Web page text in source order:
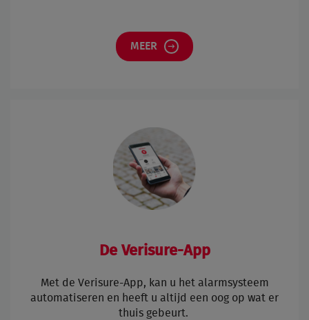
MEER
De Verisure-App
Met de Verisure-App, kan u het alarmsysteem
automatiseren en heeft u altijd een oog op wat er
thuis gebeurt.